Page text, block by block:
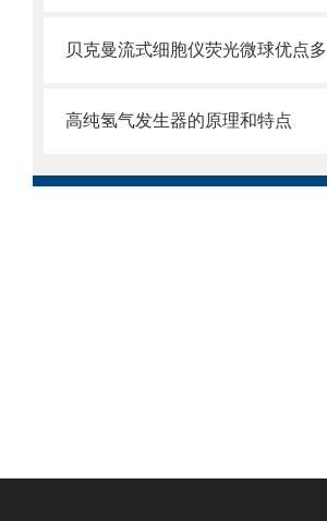
高纯氢气发生器的原理和特点